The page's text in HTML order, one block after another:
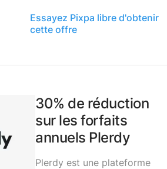
Essayez Pixpa libre d'obtenir
cette offre
30% de réduction
sur les forfaits
annuels Plerdy
Plerdy est une plateforme